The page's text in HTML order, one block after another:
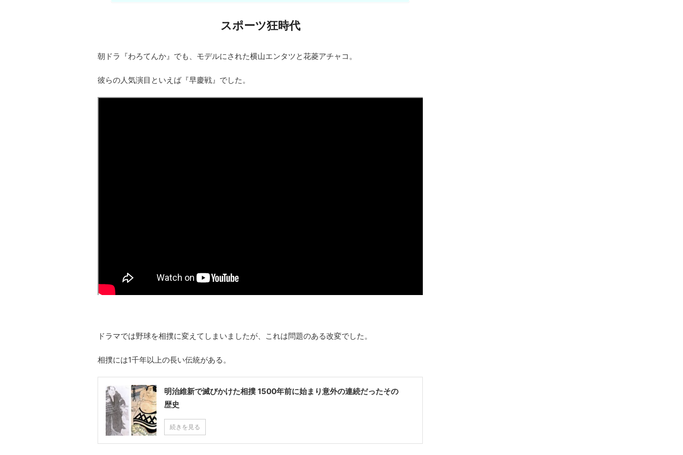
スポーツ狂時代
朝ドラ『わろてんか』でも、モデルにされた横山エンタツと花菱アチャコ。
彼らの人気演目といえば『早慶戦』でした。
ドラマでは野球を相撲に変えてしまいましたが、これは問題のある改変でした。
相撲には1千年以上の長い伝統がある。
明治維新で滅びかけた相撲 1500年前に始まり意外の連続だったその
歴史
続きを見る